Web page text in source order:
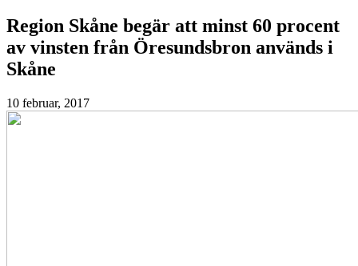
Region Skåne begär att minst 60 procent
av vinsten från Öresundsbron används i
Skåne
10 februar, 2017